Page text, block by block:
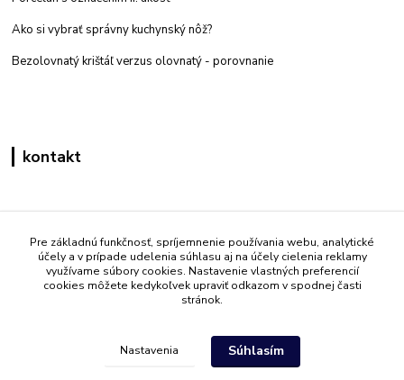
Ako si vybrať správny kuchynský nôž?
Bezolovnatý krištáľ verzus olovnatý - porovnanie
kontakt
+421 908 861 051
(Po - Pia 7:30-15:30)
info@mati.sk
Pre základnú funkčnosť, spríjemnenie používania webu, analytické
účely a v prípade udelenia súhlasu aj na účely cielenia reklamy
využívame súbory cookies. Nastavenie vlastných preferencií
cookies môžete kedykoľvek upraviť odkazom v spodnej časti
stránok.
Nastavenia Súhlasím